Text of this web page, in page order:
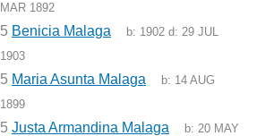
MAR 1892
5 Benicia Malaga b: 1902 d:29 JUL
1903
5 Maria Asunta Malaga b: 14 AUG
1899
5 Justa Armandina Malaga b:20 MAY